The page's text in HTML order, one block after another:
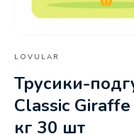
LOVULAR
Трусики-
Classic
кг 30 шт